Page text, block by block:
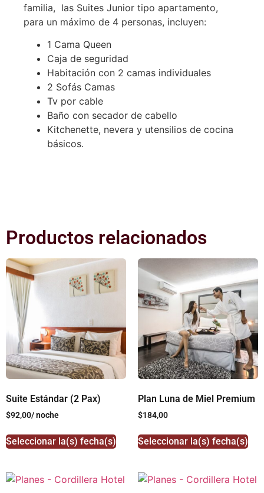
familia, las Suites Junior tipo apartamento,
para un máximo de 4 personas, incluyen:
1 Cama Queen
Caja de seguridad
Habitación con 2 camas individuales
2 Sofás Camas
Tv por cable
Baño con secador de cabello
Kitchenette, nevera y utensilios de cocina
básicos.
Productos relacionados
Suite Estándar (2 Pax)
$92,00/ noche
Seleccionar la(s) fecha(s)
Plan Luna de Miel Premium
$184,00
Seleccionar la(s) fecha(s)